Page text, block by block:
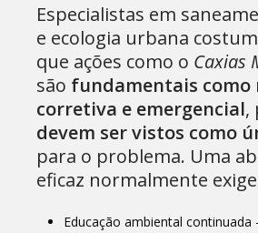
Especialistas em
e ecologia urbana
que ações como o Caxias
são fundamentais como
corretiva e emergencial,
devem ser vistos como
para o problema. Uma
eficaz normalmente
Educação ambiental